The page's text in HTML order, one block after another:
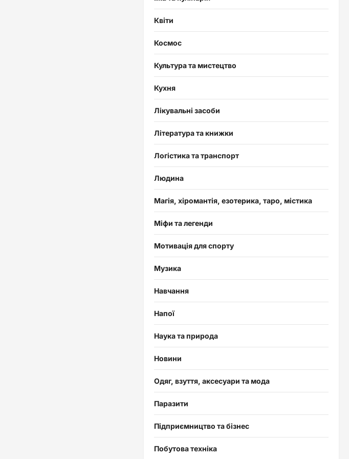
Квіти
Космос
Культура та мистецтво
Кухня
Лікувальні засоби
Література та книжки
Логістика та транспорт
Людина
Магія, хіромантія, езотерика, таро, містика
Міфи та легенди
Мотивація для спорту
Музика
Навчання
Напої
Наука та природа
Новини
Одяг, взуття, аксесуари та мода
Паразити
Підприємництво та бізнес
Побутова техніка